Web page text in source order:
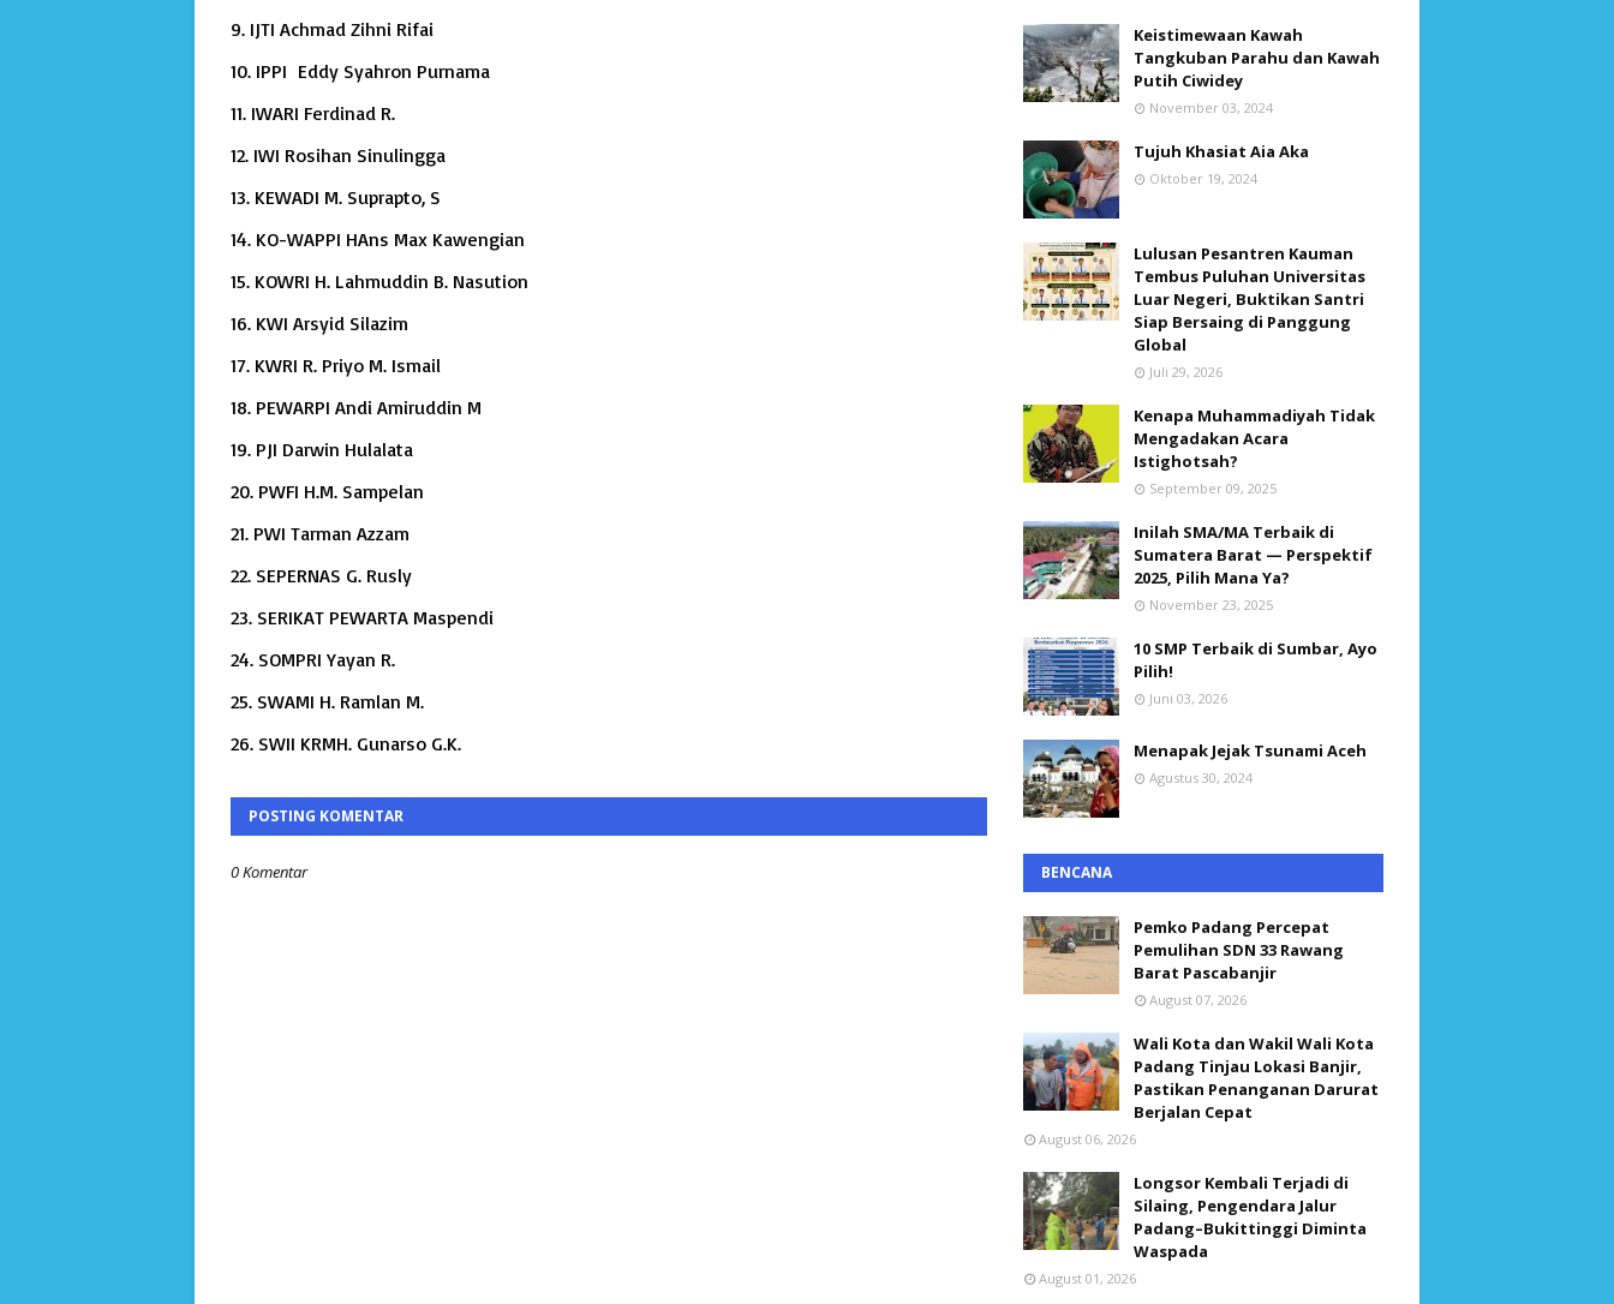
9. IJTI Achmad Zihni Rifai
10. IPPI Eddy Syahron Purnama
11. IWARI Ferdinad R.
12. IWI Rosihan Sinulingga
13. KEWADI M. Suprapto, S
14. KO-WAPPI HAns Max Kawengian
15. KOWRI H. Lahmuddin B. Nasution
16. KWI Arsyid Silazim
17. KWRI R. Priyo M. Ismail
18. PEWARPI Andi Amiruddin M
19. PJI Darwin Hulalata
20. PWFI H.M. Sampelan
21. PWI Tarman Azzam
22. SEPERNAS G. Rusly
23. SERIKAT PEWARTA Maspendi
24. SOMPRI Yayan R.
25. SWAMI H. Ramlan M.
26. SWII KRMH. Gunarso G.K.
POSTING KOMENTAR
0 Komentar
Keistimewaan Kawah
Tangkuban Parahu dan Kawah
Putih Ciwidey
November 03, 2024
Tujuh Khasiat Aia Aka
Oktober 19, 2024
Lulusan Pesantren Kauman
Tembus Puluhan Universitas
Luar Negeri, Buktikan Santri
Siap Bersaing di Panggung
Global
Juli 29, 2026
Kenapa Muhammadiyah Tidak
Mengadakan Acara
Istighotsah?
September 09, 2025
Inilah SMA/MA Terbaik di
Sumatera Barat — Perspektif
2025, Pilih Mana Ya?
November 23, 2025
10 SMP Terbaik di Sumbar, Ayo
Pilih!
Juni 03, 2026
Menapak Jejak Tsunami Aceh
Agustus 30, 2024
BENCANA
Pemko Padang Percepat
Pemulihan SDN 33 Rawang
Barat Pascabanjir
August 07, 2026
Wali Kota dan Wakil Wali Kota
Padang Tinjau Lokasi Banjir,
Pastikan Penanganan Darurat
Berjalan Cepat
August 06, 2026
Longsor Kembali Terjadi di
Silaing, Pengendara Jalur
Padang–Bukittinggi Diminta
Waspada
August 01, 2026